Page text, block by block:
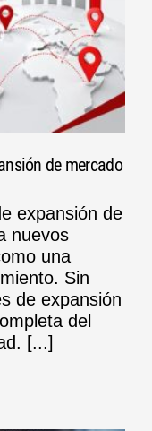
de mercado
expansión de
nuevos
una
Sin
de expansión
del
[...]